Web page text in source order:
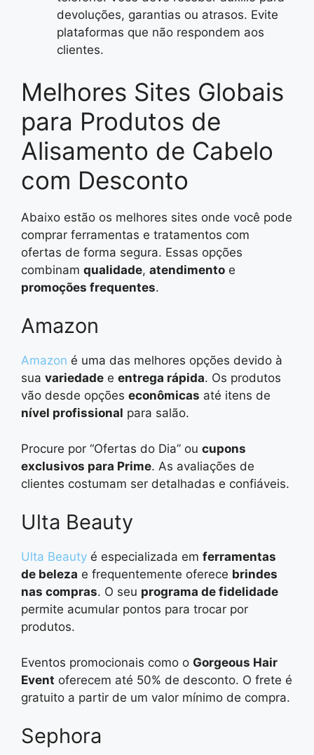
devoluções, garantias ou atrasos. Evite
plataformas que não respondem aos
clientes.
Melhores Sites Globais
para Produtos de
Alisamento de Cabelo
com Desconto
Abaixo estão os melhores sites onde você pode
comprar ferramentas e tratamentos com
ofertas de forma segura. Essas opções
combinam qualidade, atendimento e
promoções frequentes.
Amazon
Amazon é uma das melhores opções devido à
sua variedade e entrega rápida. Os produtos
vão desde opções econômicas até itens de
nível profissional para salão.
Procure por “Ofertas do Dia” ou cupons
exclusivos para Prime. As avaliações de
clientes costumam ser detalhadas e confiáveis.
Ulta Beauty
Ulta Beauty é especializada em ferramentas
de beleza e frequentemente oferece brindes
nas compras. O seu programa de fidelidade
permite acumular pontos para trocar por
produtos.
Eventos promocionais como o Gorgeous Hair
Event oferecem até 50% de desconto. O frete é
gratuito a partir de um valor mínimo de compra.
Sephora